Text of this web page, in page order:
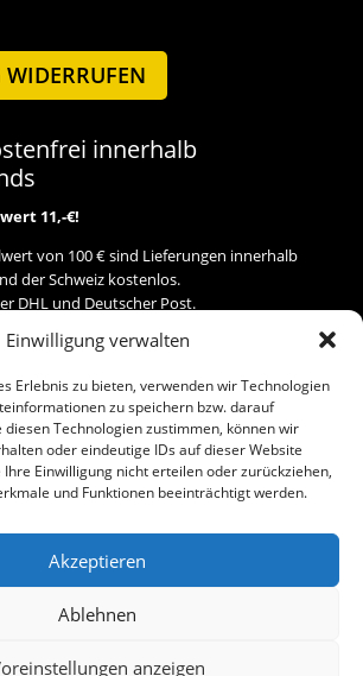
Einwilligung verwalten
Erlebnis zu bieten, verwenden wir Technologien
zu speichern bzw. darauf
diesen Technologien zustimmen, können wir
oder eindeutige IDs auf dieser Website
Einwilligung nicht erteilen oder zurückziehen,
und Funktionen beeinträchtigt werden.
Akzeptieren
Ablehnen
anzeigen
WIDERRUFEN
innerhalb
11,-€!
von 100 € sind Lieferungen innerhalb
der Schweiz kostenlos.
DHL und Deutscher Post.
84